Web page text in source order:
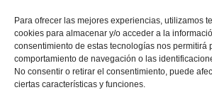
Para ofrecer las mejores experiencias, utilizamos
cookies para almacenar y/o acceder a la
consentimiento de estas tecnologías nos permitirá
comportamiento de navegación o las
No consentir o retirar el consentimiento, puede
ciertas características y funciones.